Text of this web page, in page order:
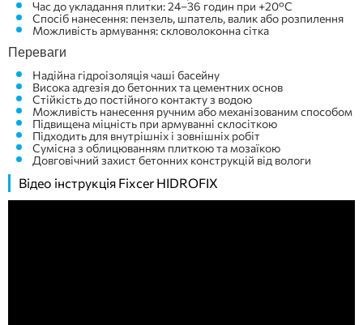
Час до укладання плитки: 24–36 годин при +20°C
Спосіб нанесення: пензель, шпатель, валик або розпилення
Можливість армування: скловолоконна сітка
Переваги
Надійна гідроізоляція чаші басейну
Висока адгезія до бетонних та цементних основ
Стійкість до постійного контакту з водою
Можливість нанесення ручним або механізованим способом
Підвищена міцність при армуванні склосіткою
Підходить для внутрішніх і зовнішніх робіт
Сумісна з облицюванням плиткою та мозаїкою
Довговічний захист бетонних конструкцій від вологи
Відео інструкція Fixcer HIDROFIX